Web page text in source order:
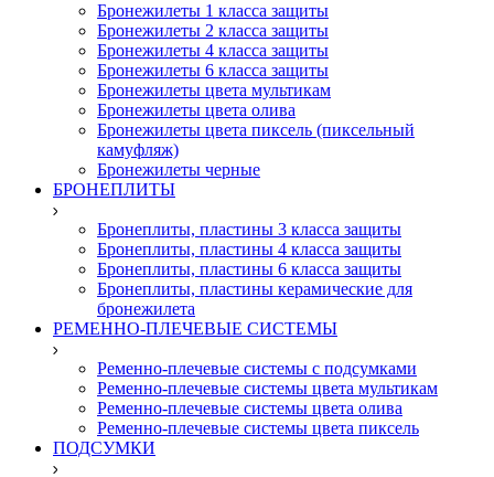
Бронежилеты 1 класса защиты
Бронежилеты 2 класса защиты
Бронежилеты 4 класса защиты
Бронежилеты 6 класса защиты
Бронежилеты цвета мультикам
Бронежилеты цвета олива
Бронежилеты цвета пиксель (пиксельный
камуфляж)
Бронежилеты черные
БРОНЕПЛИТЫ
Бронеплиты, пластины 3 класса защиты
Бронеплиты, пластины 4 класса защиты
Бронеплиты, пластины 6 класса защиты
Бронеплиты, пластины керамические для
бронежилета
РЕМЕННО-ПЛЕЧЕВЫЕ СИСТЕМЫ
Ременно-плечевые системы с подсумками
Ременно-плечевые системы цвета мультикам
Ременно-плечевые системы цвета олива
Ременно-плечевые системы цвета пиксель
ПОДСУМКИ